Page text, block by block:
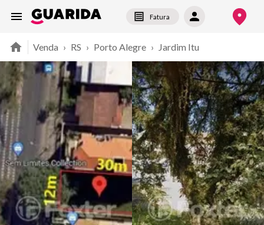
Fatura
Venda › RS › Porto Alegre › Jardim Itu